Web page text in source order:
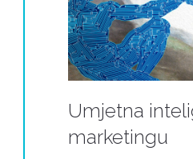
Umjetna
marketingu